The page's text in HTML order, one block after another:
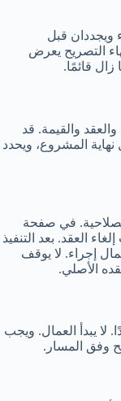
ويجددان قبل
التصريح يعرض
زال قائمًا.
والعقد والقيمة. قد
المشروع، ويحدد
في صفحة
العقد. بعد التنفيذ
إجراء. لا يوقف
الأصلي.
لا يبدأ العمال. ويجب
وفق المسار.